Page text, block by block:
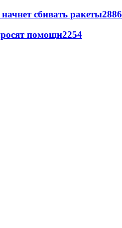
сбивать ракеты2886
помощи2254